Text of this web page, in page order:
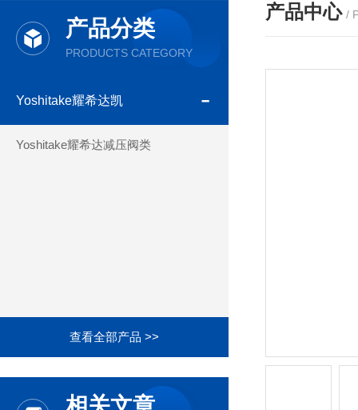
产品分类
PRODUCTS CATEGORY
Yoshitake耀希达凯
Yoshitake耀希达减压阀类
查看全部产品 >>
产品中心 /